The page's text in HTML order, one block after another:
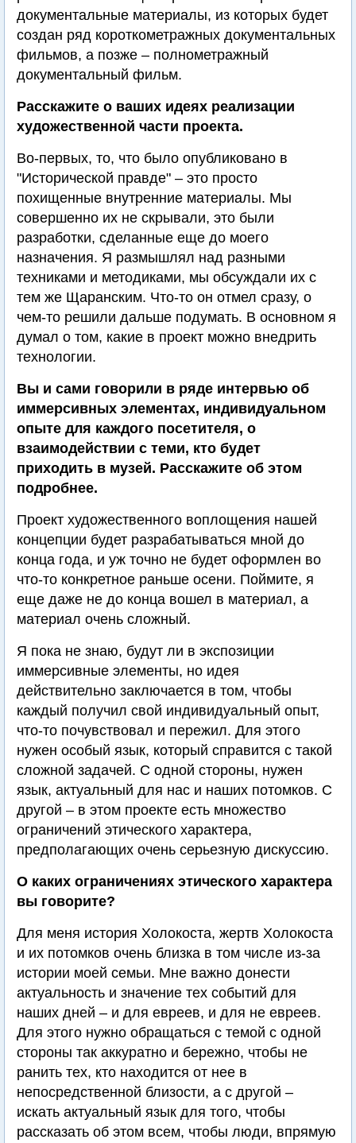
документальные материалы, из которых будет
создан ряд короткометражных документальных
фильмов, а позже – полнометражный
документальный фильм.
Расскажите о ваших идеях реализации
художественной части проекта.
Во-первых, то, что было опубликовано в
"Исторической правде" – это просто
похищенные внутренние материалы. Мы
совершенно их не скрывали, это были
разработки, сделанные еще до моего
назначения. Я размышлял над разными
техниками и методиками, мы обсуждали их с
тем же Щаранским. Что-то он отмел сразу, о
чем-то решили дальше подумать. В основном я
думал о том, какие в проект можно внедрить
технологии.
Вы и сами говорили в ряде интервью об
иммерсивных элементах, индивидуальном
опыте для каждого посетителя, о
взаимодействии с теми, кто будет
приходить в музей. Расскажите об этом
подробнее.
Проект художественного воплощения нашей
концепции будет разрабатываться мной до
конца года, и уж точно не будет оформлен во
что-то конкретное раньше осени. Поймите, я
еще даже не до конца вошел в материал, а
материал очень сложный.
Я пока не знаю, будут ли в экспозиции
иммерсивные элементы, но идея
действительно заключается в том, чтобы
каждый получил свой индивидуальный опыт,
что-то почувствовал и пережил. Для этого
нужен особый язык, который справится с такой
сложной задачей. С одной стороны, нужен
язык, актуальный для нас и наших потомков. С
другой – в этом проекте есть множество
ограничений этического характера,
предполагающих очень серьезную дискуссию.
О каких ограничениях этического характера
вы говорите?
Для меня история Холокоста, жертв Холокоста
и их потомков очень близка в том числе из-за
истории моей семьи. Мне важно донести
актуальность и значение тех событий для
наших дней – и для евреев, и для не евреев.
Для этого нужно обращаться с темой с одной
стороны так аккуратно и бережно, чтобы не
ранить тех, кто находится от нее в
непосредственной близости, а с другой –
искать актуальный язык для того, чтобы
рассказать об этом всем, чтобы люди, впрямую